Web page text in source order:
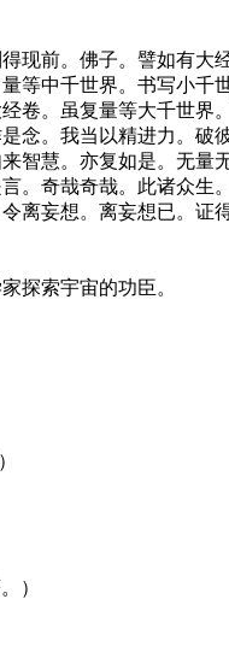
现前。佛子。譬如有大
等中千世界。书写小千
卷。虽复量等大千世界
念。我当以精进力。破
智慧。亦复如是。无量
。奇哉奇哉。此诸众生
离妄想。离妄想已。证
探索宇宙的功臣。
）